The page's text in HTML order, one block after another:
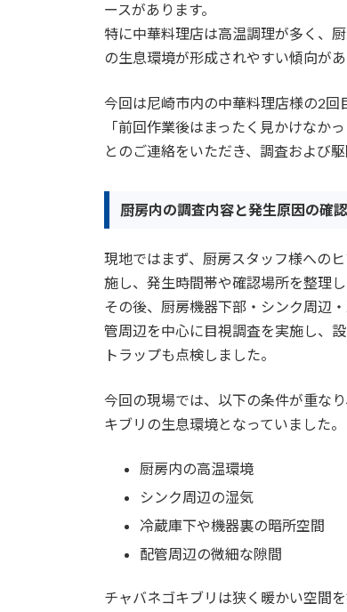
ースがあります。
特に中華料理店は高温調理が多く、
の生息環境が形成されやすい傾向があ
今回は尼崎市内の中華料理店様の2回
「前回作業後はまったく見かけなか
とのご連絡をいただき、調査および
厨房内の調査内容と発生原因の確認
現地ではまず、厨房スタッフ様への
施し、発生時間帯や確認場所を整理し
その後、厨房機器下部・シンク周辺
管周辺を中心に目視調査を実施し、
トラップも点検しました。
今回の現場では、以下の条件が重な
キブリの生息環境となっていました。
厨房内の高温環境
シンク周辺の湿気
冷蔵庫下や機器裏の暗所空間
配管周辺の微細な隙間
チャバネゴキブリは狭く暖かい空間